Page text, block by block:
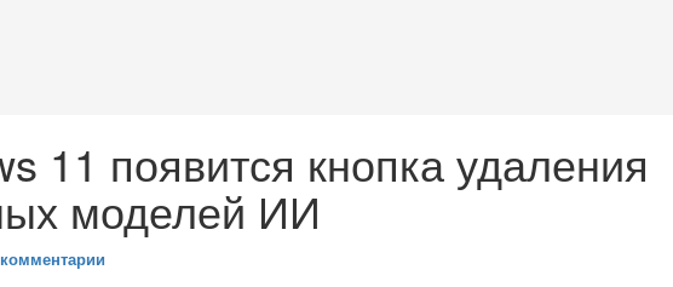
11 появится кнопка удаления
моделей ИИ
комментарии